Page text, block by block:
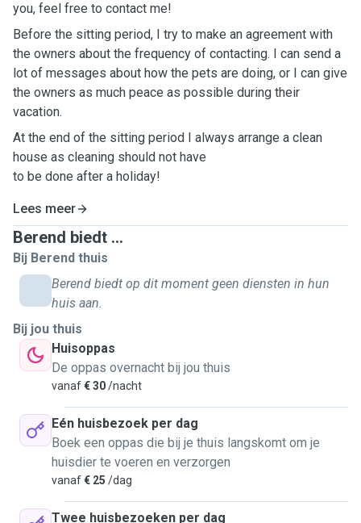
you, feel free to contact me!
Before the sitting period, I try to make an agreement with
the owners about the frequency of contacting. I can send a
lot of messages about how the pets are doing, or I can give
the owners as much peace as possible during their
vacation.
At the end of the sitting period I always arrange a clean
house as cleaning should not have
to be done after a holiday!
Lees meer
Berend biedt ...
Bij Berend thuis
Berend biedt op dit moment geen diensten in hun
huis aan.
Bij jou thuis
Huisoppas
De oppas overnacht bij jou thuis
vanaf€ 30/nacht
Eén huisbezoek per dag
Boek een oppas die bij je thuis langskomt om je
huisdier te voeren en verzorgen
vanaf€ 25 /dag
Twee huisbezoeken per dag